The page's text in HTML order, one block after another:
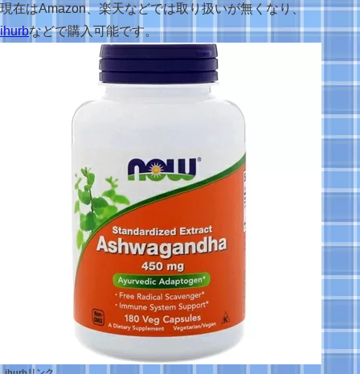
現在はAmazon、楽天などでは取り扱いが無くなり、
ihurbなどで購入可能です。
ihurbリンク